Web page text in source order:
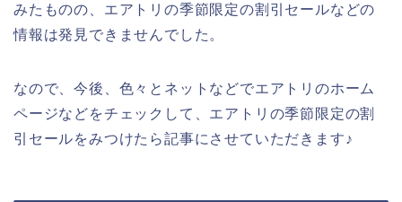
みたものの、エアトリの季節限定の割引セールなどの
情報は発見できませんでした。
なので、今後、色々とネットなどでエアトリのホーム
ページなどをチェックして、エアトリの季節限定の割
引セールをみつけたら記事にさせていただきます♪